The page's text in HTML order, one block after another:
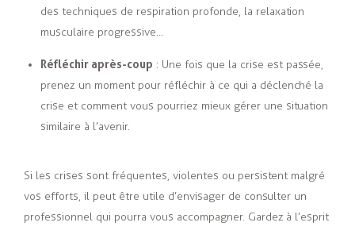
des techniques de respiration profonde, la relaxation
musculaire progressive…
Réfléchir après-coup : Une fois que la crise est passée,
prenez un moment pour réfléchir à ce qui a déclenché la
crise et comment vous pourriez mieux gérer une situation
similaire à l’avenir.
Si les crises sont fréquentes, violentes ou persistent malgré
vos efforts, il peut être utile d’envisager de consulter un
professionnel qui pourra vous accompagner. Gardez à l’esprit